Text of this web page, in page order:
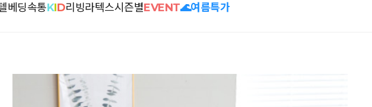
베딩속통KID리빙라텍스시즌별EVENT🌊여름특가